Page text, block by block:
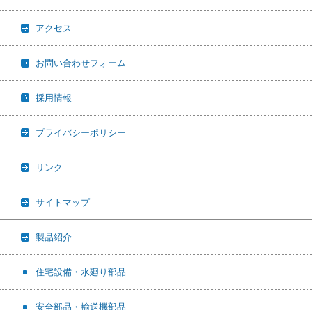
アクセス
お問い合わせフォーム
採用情報
プライバシーポリシー
リンク
サイトマップ
製品紹介
住宅設備・水廻り部品
安全部品・輸送機部品